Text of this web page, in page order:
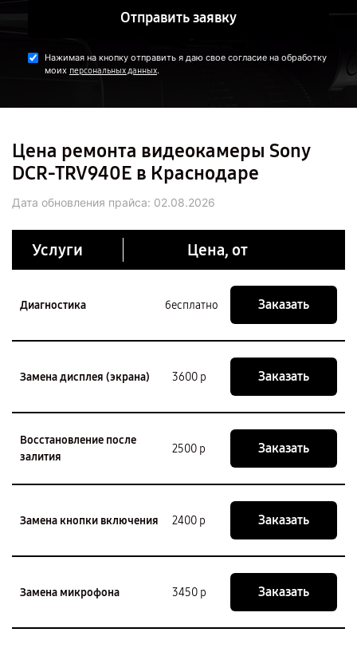
Отправить заявку
Нажимая на кнопку отправить я даю свое согласие на обработку
моих персональных данных.
Цена ремонта видеокамеры Sony
DCR-TRV940E в Краснодаре
Дата обновления прайса: 02.08.2026
Услуги Цена, от
Диагностика бесплатно Заказать
Замена дисплея (экрана) 3600 р Заказать
Восстановление после
залития
2500 р Заказать
Замена кнопки включения 2400 р Заказать
Замена микрофона 3450 р Заказать